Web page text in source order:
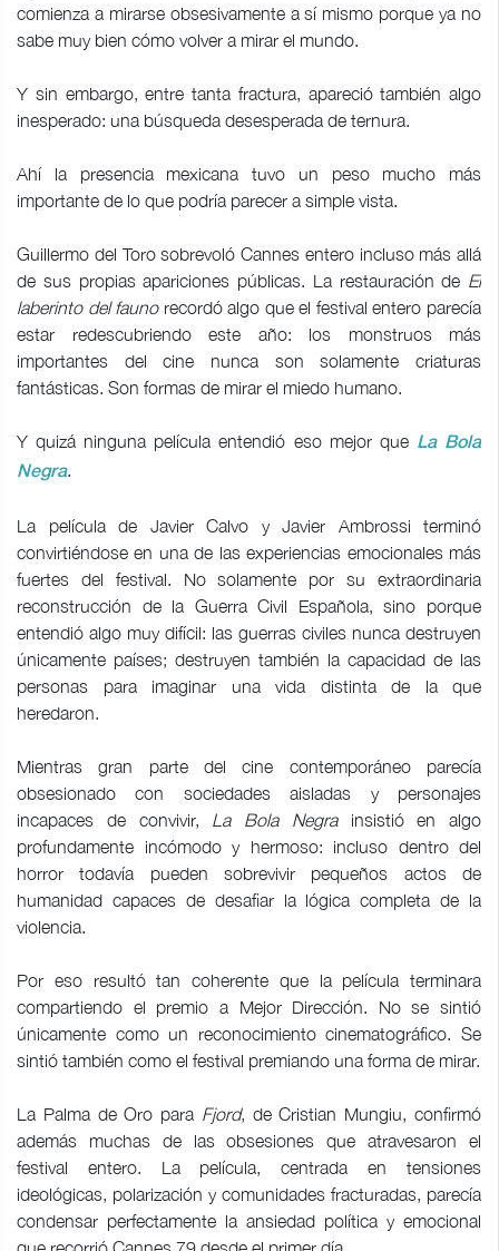
comienza a mirarse obsesivamente a sí mismo porque ya no
sabe muy bien cómo volver a mirar el mundo.
Y sin embargo, entre tanta fractura, apareció también algo
inesperado: una búsqueda desesperada de ternura.
Ahí la presencia mexicana tuvo un peso mucho más
importante de lo que podría parecer a simple vista.
Guillermo del Toro sobrevoló Cannes entero incluso más allá
de sus propias apariciones públicas. La restauración de El
laberinto del faunorecordó algo que el festival entero parecía
estar redescubriendo este año: los monstruos más
importantes del cine nunca son solamente criaturas
fantásticas. Son formas de mirar el miedo humano.
Y quizá ninguna película entendió eso mejor que La Bola
Negra.
La película de Javier Calvo y Javier Ambrossi terminó
convirtiéndose en una de las experiencias emocionales más
fuertes del festival. No solamente por su extraordinaria
reconstrucción de la Guerra Civil Española, sino porque
entendió algo muy difícil: las guerras civiles nunca destruyen
únicamente países; destruyen también la capacidad de las
personas para imaginar una vida distinta de la que
heredaron.
Mientras gran parte del cine contemporáneo parecía
obsesionado con sociedades aisladas y personajes
incapaces de convivir, La Bola Negrainsistió en algo
profundamente incómodo y hermoso: incluso dentro del
horror todavía pueden sobrevivir pequeños actos de
humanidad capaces de desafiar la lógica completa de la
violencia.
Por eso resultó tan coherente que la película terminara
compartiendo el premio a Mejor Dirección. No se sintió
únicamente como un reconocimiento cinematográfico. Se
sintió también como el festival premiando una forma de mirar.
La Palma de Oro para Fjord, de Cristian Mungiu, confirmó
además muchas de las obsesiones que atravesaron el
festival entero. La película, centrada en tensiones
ideológicas, polarización y comunidades fracturadas, parecía
condensar perfectamente la ansiedad política y emocional